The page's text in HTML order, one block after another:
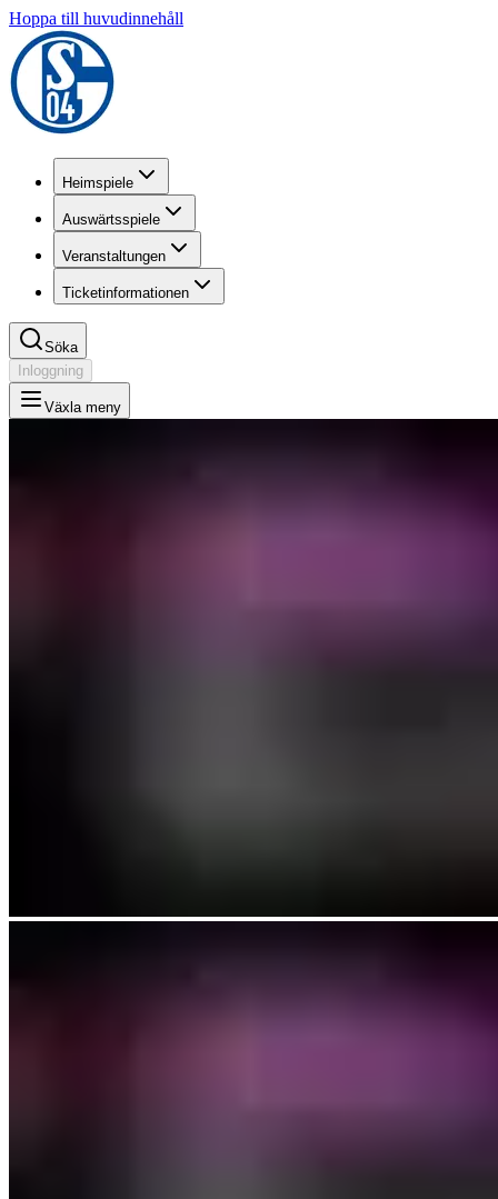
Hoppa till huvudinnehåll
Heimspiele
Auswärtsspiele
Veranstaltungen
Ticketinformationen
Söka
Inloggning
Växla meny